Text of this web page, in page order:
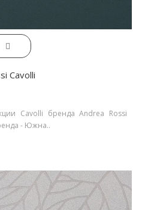
Cavolli
Cavolli бренда Andrea Rossi
- Южна..